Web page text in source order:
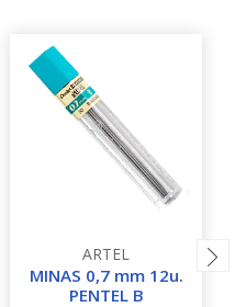
ARTEL
MINAS 0,7 mm 12u.
PENTEL B